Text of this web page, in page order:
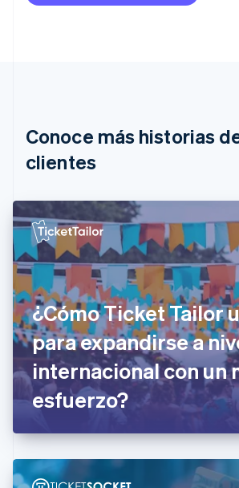
Conoce más historias
clientes
¿Cómo Ticket Tailor
para expandirse a
internacional con un
esfuerzo?
Australia
Bulgaria
English
Canadá
China continental
简体中文 English
Chipre
English
Croacia
English Italiano
Dinamarca
English
Emiratos Árabes Unidos
English
Eslovaquia
English
Eslovenia
España
Estados Unidos
EnglishEspañol简体中文